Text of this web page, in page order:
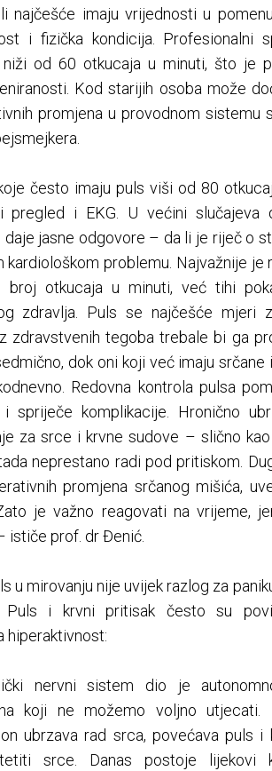
najčešće imaju vrijednosti u
i fizička kondicija. Profesionalni
niži od 60 otkucaja u minuti, što je
Kod starijih osoba može
promjena u provodnom sistemu
često imaju puls viši od 80
pregled i EKG. U većini slučajeva
daje jasne odgovore – da li je riječ o
kardiološkom problemu. Najvažnije je
broj otkucaja u minuti, već tihi
zdravlja. Puls se najčešće mjeri
zdravstvenih tegoba trebale bi ga
dok oni koji već imaju
Redovna kontrola pulsa
i spriječe komplikacije. Hronično
za srce i krvne sudove – slično
neprestano radi pod pritiskom.
promjena srčanog mišića,
je važno reagovati na vrijeme,
ističe prof. dr Đenić.
u mirovanju nije uvijek razlog za
Puls i krvni pritisak često su
hiperaktivnost:
nervni sistem dio je
koji ne možemo voljno utjecati.
ubrzava rad srca, povećava puls i
srce. Danas postoje lijekovi